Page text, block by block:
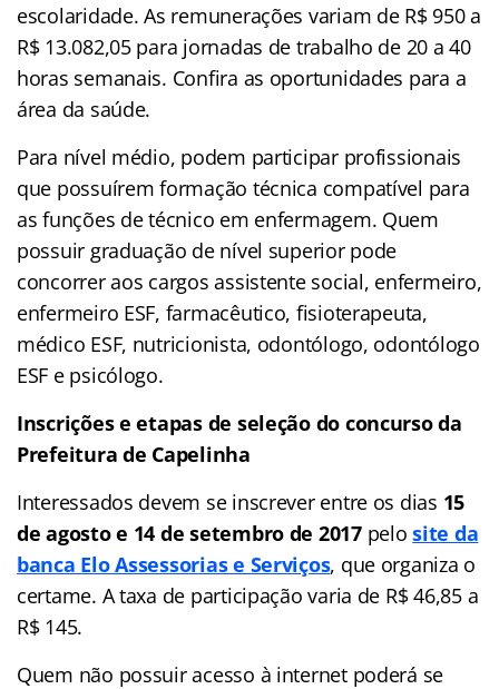
escolaridade. As remunerações variam de R$ 950 a
R$ 13.082,05 para jornadas de trabalho de 20 a 40
horas semanais. Confira as oportunidades para a
área da saúde.
Para nível médio, podem participar profissionais
que possuírem formação técnica compatível para
as funções de técnico em enfermagem. Quem
possuir graduação de nível superior pode
concorrer aos cargos assistente social, enfermeiro,
enfermeiro ESF, farmacêutico, fisioterapeuta,
médico ESF, nutricionista, odontólogo, odontólogo
ESF e psicólogo.
Inscrições e etapas de seleção do concurso da
Prefeitura de Capelinha
Interessados devem se inscrever entre os dias 15
de agosto e 14 de setembro de 2017pelosite da
banca Elo Assessorias e Serviços, que organiza o
certame. A taxa de participação varia de R$ 46,85 a
R$ 145.
Quem não possuir acesso à internet poderá se